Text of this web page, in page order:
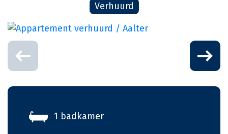
Verhuurd
1 badkamer